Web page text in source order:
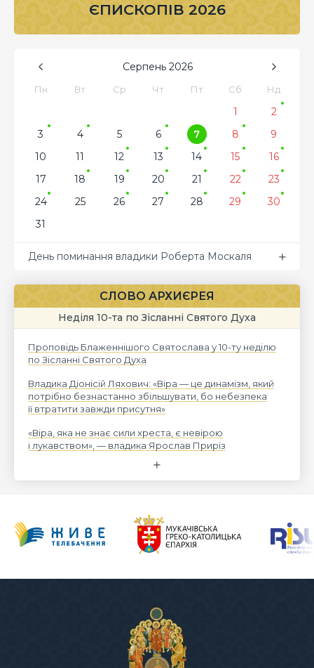
ЄПИСКОПІВ 2026
Серпень 2026
Пн Вт Ср Чт Пт Сб Нд
1
2
3
4 5 6 7 8
9
10
11 12 13 14 15
16
17
18 19 20 21 22
23
24
25 26 27 28 29
30
31
День поминання владики Роберта Москаля
СЛОВО АРХИЄРЕЯ
Неділя 10-та по Зісланні Святого Духа
Проповідь Блаженнішого Святослава у 10-ту неділю
по Зісланні Святого Духа
Владика Діонісій Ляхович: «Віра — це динамізм, який
потрібно безнастанно збільшувати, бо небезпека
її втратити завжди присутня»
«Віра, яка не знає сили хреста, є невірою
і лукавством», — владика Ярослав Приріз